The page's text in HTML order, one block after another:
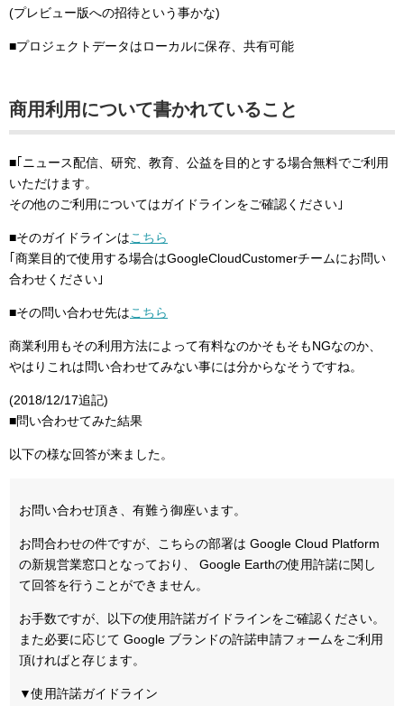
(プレビュー版への招待という事かな)
■プロジェクトデータはローカルに保存、共有可能
商用利用について書かれていること
■｢ニュース配信、研究、教育、公益を目的とする場合無料でご利用
いただけます。
その他のご利用についてはガイドラインをご確認ください｣
■そのガイドラインはこちら
｢商業目的で使用する場合はGoogleCloudCustomerチームにお問い
合わせください｣
■その問い合わせ先はこちら
商業利用もその利用方法によって有料なのかそもそもNGなのか、
やはりこれは問い合わせてみない事には分からなそうですね。
(2018/12/17追記)
■問い合わせてみた結果
以下の様な回答が来ました。
お問い合わせ頂き、有難う御座います。
お問合わせの件ですが、こちらの部署は Google Cloud Platform
の新規営業窓口となっており、 Google Earthの使用許諾に関し
て回答を行うことができません。
お手数ですが、以下の使用許諾ガイドラインをご確認ください。
また必要に応じて Google ブランドの許諾申請フォームをご利用
頂ければと存じます。
▼使用許諾ガイドライン